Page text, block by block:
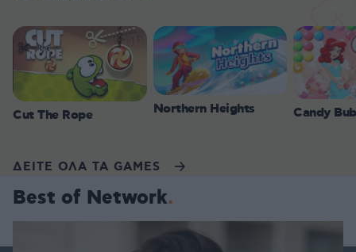
Cut The Rope Northern Heights Candy
ΔΕΙΤΕ ΟΛΑ ΤΑ GAMES
Best of Network